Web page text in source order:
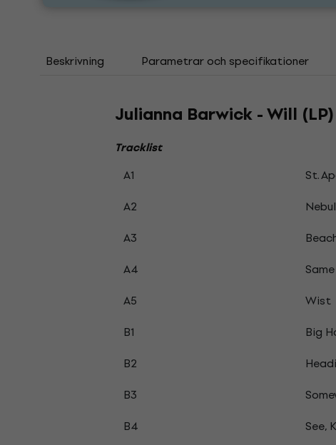
Beskrivning Parametrar och specifikationer
Julianna Barwick - Will (LP)
Tracklist
A1
St.
A2
A3
A4
Same
A5
Wist
B1
Big
B2
B3
B4
See,